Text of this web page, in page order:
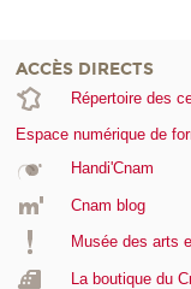
ACCÈS DIRECTS
Répertoire des
Espace numérique de
Handi'Cnam
Cnam blog
Musée des arts
La boutique du